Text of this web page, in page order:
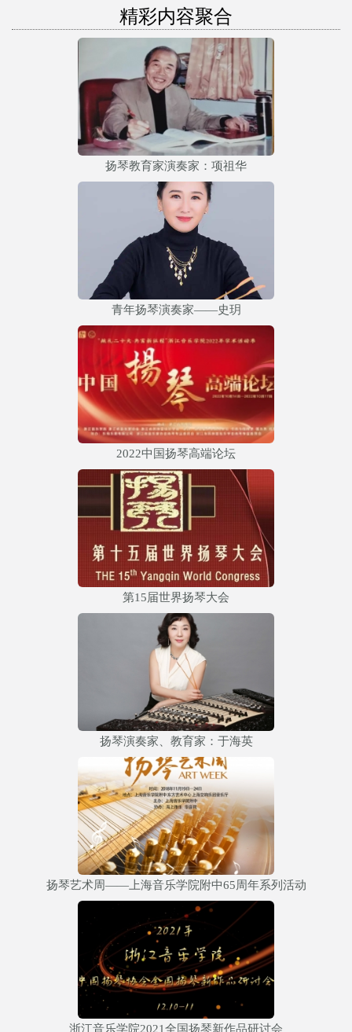
精彩内容聚合
扬琴教育家演奏家：项祖华
青年扬琴演奏家——史玥
2022中国扬琴高端论坛
第15届世界扬琴大会
扬琴演奏家、教育家：于海英
扬琴艺术周——上海音乐学院附中65周年系列活动
浙江音乐学院2021全国扬琴新作品研讨会